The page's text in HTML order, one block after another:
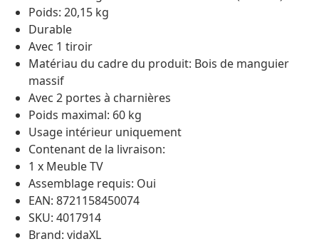
Poids: 20,15 kg
Durable
Avec 1 tiroir
Matériau du cadre du produit: Bois de manguier
massif
Avec 2 portes à charnières
Poids maximal: 60 kg
Usage intérieur uniquement
Contenant de la livraison:
1 x Meuble TV
Assemblage requis: Oui
EAN: 8721158450074
SKU: 4017914
Brand: vidaXL